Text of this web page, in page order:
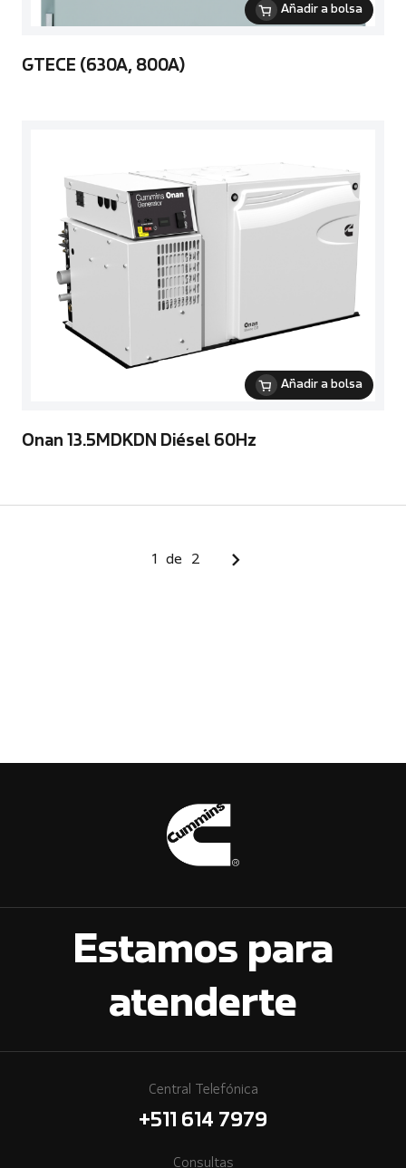
Añadir a bolsa
GTECE (630A, 800A)
Añadir a bolsa
Onan 13.5MDKDN Diésel 60Hz
1 de 2
Estamos para
atenderte
Central Telefónica
+511 614 7979
Consultas